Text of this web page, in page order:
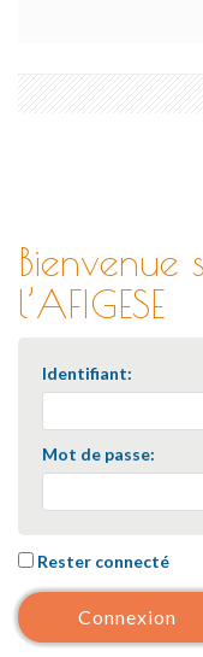
Bienvenue
l’AFIGESE
Identifiant:
Mot de passe:
Rester connecté
Connexion